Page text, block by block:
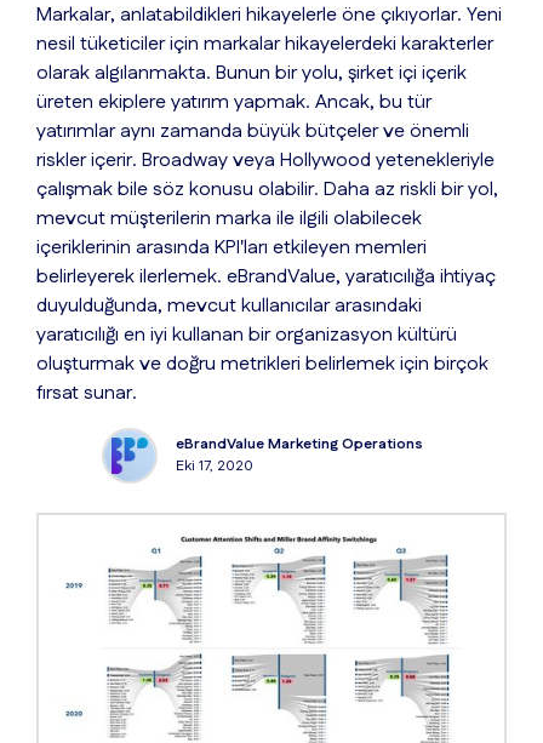
Markalar, anlatabildikleri hikayelerle öne çıkıyorlar. Yeni
nesil tüketiciler için markalar hikayelerdeki karakterler
olarak algılanmakta. Bunun bir yolu, şirket içi içerik
üreten ekiplere yatırım yapmak. Ancak, bu tür
yatırımlar aynı zamanda büyük bütçeler ve önemli
riskler içerir. Broadway veya Hollywood yetenekleriyle
çalışmak bile söz konusu olabilir. Daha az riskli bir yol,
mevcut müşterilerin marka ile ilgili olabilecek
içeriklerinin arasında KPI'ları etkileyen memleri
belirleyerek ilerlemek. eBrandValue, yaratıcılığa ihtiyaç
duyulduğunda, mevcut kullanıcılar arasındaki
yaratıcılığı en iyi kullanan bir organizasyon kültürü
oluşturmak ve doğru metrikleri belirlemek için birçok
fırsat sunar.
eBrandValue Marketing Operations
Eki 17, 2020